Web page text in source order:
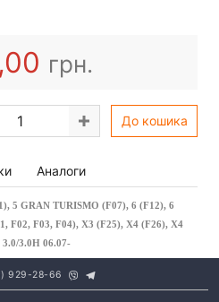
грн.
До кошика
Аналоги
5 GRAN TURISMO (F07), 6 (F12), 6
F02, F03, F04), X3 (F25), X4 (F26), X4
3.0H 06.07-
929-28-66